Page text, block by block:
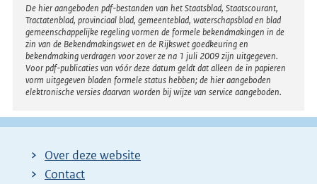
Disclaimer
De hier aangeboden pdf-bestanden van het Staatsblad, Staatscourant,
Tractatenblad, provinciaal blad, gemeenteblad, waterschapsblad en blad
gemeenschappelijke regeling vormen de formele bekendmakingen in de
zin van de Bekendmakingswet en de Rijkswet goedkeuring en
bekendmaking verdragen voor zover ze na 1 juli 2009 zijn uitgegeven.
Voor pdf-publicaties van vóór deze datum geldt dat alleen de in papieren
vorm uitgegeven bladen formele status hebben; de hier aangeboden
elektronische versies daarvan worden bij wijze van service aangeboden.
Over deze website
Contact